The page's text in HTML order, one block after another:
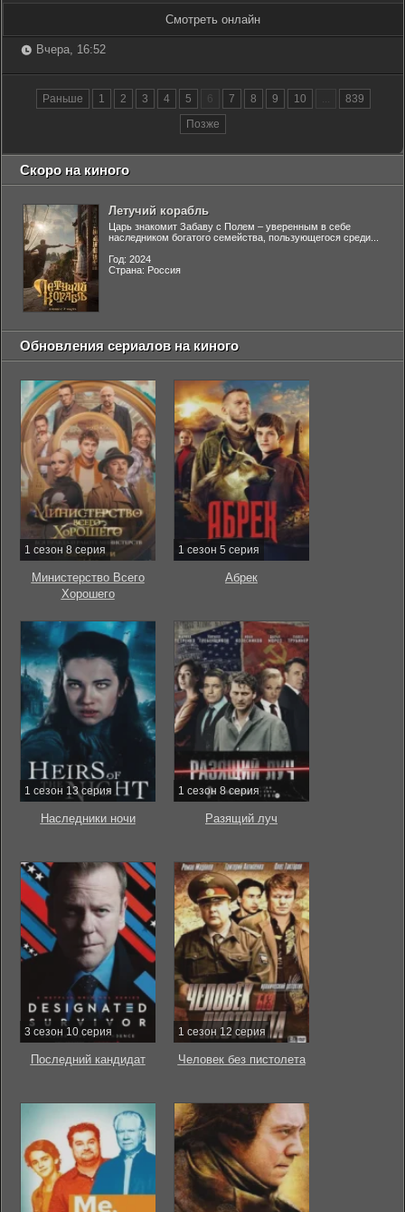
Смотреть онлайн
Вчера, 16:52
Раньше 1 2 3 4 5 6 7 8 9 10 ...
839
Позже
Скоро на киного
Летучий корабль
Царь знакомит Забаву с Полем – уверенным в себе
наследником богатого семейства, пользующегося среди...
Год: 2024
Страна: Россия
Обновления сериалов на киного
1 сезон 8 серия
Министерство Всего
Хорошего
1 сезон 5 серия
Абрек
1 сезон 13 серия
Наследники ночи
1 сезон 8 серия
Разящий луч
3 сезон 10 серия
Последний кандидат
1 сезон 12 серия
Человек без пистолета